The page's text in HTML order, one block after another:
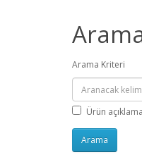
Arama Kriteri
Ürün